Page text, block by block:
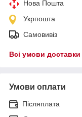
Нова Пошта
Укрпошта
Самовивіз
Всі умови доставки
Умови оплати
Післяплата